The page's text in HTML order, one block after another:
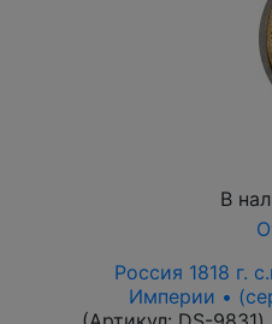
В
Россия 1818 г.
Империи •